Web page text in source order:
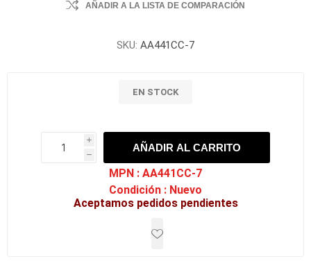
AÑADIR A LA LISTA DE COMPARACIÓN
SKU: AA441CC-7
EN STOCK
i
h
h
AÑADIR AL CARRITO
MPN : AA441CC-7
Condición : Nuevo
Aceptamos pedidos pendientes